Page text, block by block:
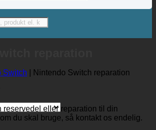
Switch
Nintendo Switch reparation
reservedel eller reparation til din
du skal bruge, så kontakt os endelig.